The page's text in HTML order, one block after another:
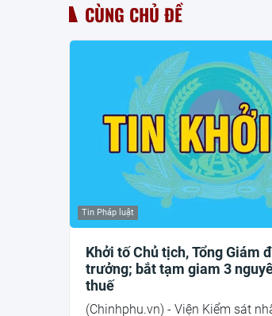
CÙNG CHỦ ĐỀ
Tin Pháp luật
Khởi tố Chủ tịch, Tổng Giám
trưởng; bắt tạm giam 3
thuế
(Chinhphu.vn) - Viện Kiểm sát